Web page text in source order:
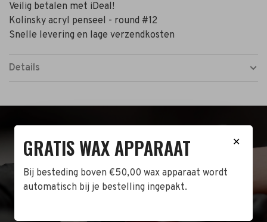
Veilig betalen met iDeal!
Kolinsky acryl penseel - round #12
Snelle levering en lage verzendkosten
Details
BEZOEK DE WINKEL!
Naast de online shop hebben wij ook een fysieke
winkel in Zwijndrecht! Het adres is: Antoni van
✕
GRATIS WAX APPARAAT
Bij besteding boven €50,00 wax apparaat wordt
automatisch bij je bestelling ingepakt.